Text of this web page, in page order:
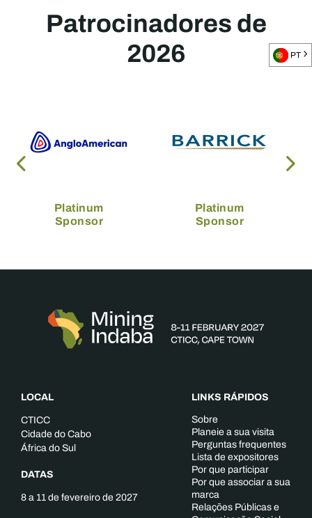
Patrocinadores de
2026
Platinum
Sponsor
Platinum
Sponsor
LOCAL
CTICC
Cidade do Cabo
África do Sul
DATAS
8 a 11 de fevereiro de 2027
LINKS RÁPIDOS
Sobre
Planeie a sua visita
Perguntas frequentes
Lista de expositores
Por que participar
Por que associar a sua
marca
Relações Públicas e
PT